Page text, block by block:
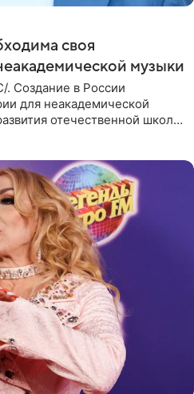
своя
музыки
Создание в России
для неакадемической
отечественной школы